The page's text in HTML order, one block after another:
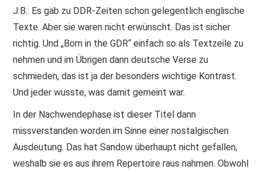
J.B.: Es gab zu DDR-Zeiten schon gelegentlich englische
Texte. Aber sie waren nicht erwünscht. Das ist sicher
richtig. Und „Born in the GDR“ einfach so als Textzeile zu
nehmen und im Übrigen dann deutsche Verse zu
schmieden, das ist ja der besonders wichtige Kontrast.
Und jeder wusste, was damit gemeint war.
In der Nachwendephase ist dieser Titel dann
missverstanden worden im Sinne einer nostalgischen
Ausdeutung. Das hat Sandow überhaupt nicht gefallen,
weshalb sie es aus ihrem Repertoire raus nahmen. Obwohl